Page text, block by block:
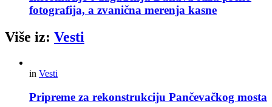
fotografija, a zvanična merenja kasne
Više iz: Vesti
in Vesti
Pripreme za rekonstrukciju Pančevačkog mosta